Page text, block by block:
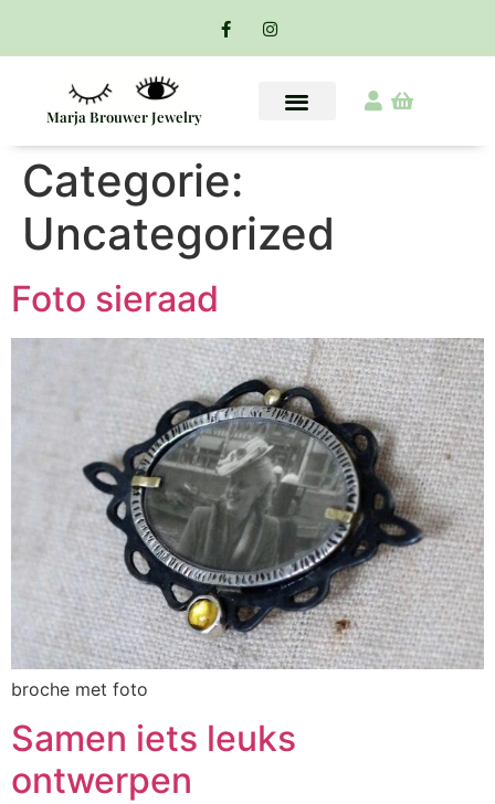
Marja Brouwer Jewelry
Categorie:
Uncategorized
Foto sieraad
broche met foto
Samen iets leuks
ontwerpen